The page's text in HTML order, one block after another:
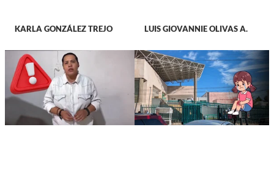
KARLA GONZÁLEZ TREJO LUIS GIOVANNIE OLIVAS A.